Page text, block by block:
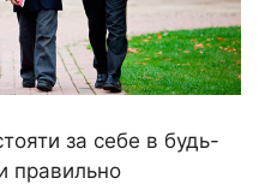
за себе в будь-
правильно